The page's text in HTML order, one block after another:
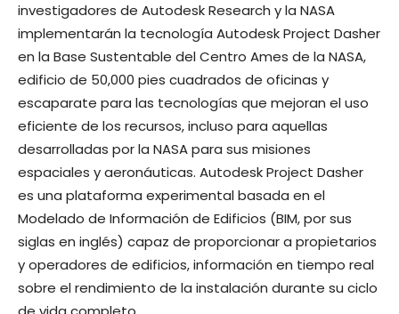
investigadores de Autodesk Research y la NASA
implementarán la tecnología Autodesk Project Dasher
en la Base Sustentable del Centro Ames de la NASA,
edificio de 50,000 pies cuadrados de oficinas y
escaparate para las tecnologías que mejoran el uso
eficiente de los recursos, incluso para aquellas
desarrolladas por la NASA para sus misiones
espaciales y aeronáuticas. Autodesk Project Dasher
es una plataforma experimental basada en el
Modelado de Información de Edificios (BIM, por sus
siglas en inglés) capaz de proporcionar a propietarios
y operadores de edificios, información en tiempo real
sobre el rendimiento de la instalación durante su ciclo